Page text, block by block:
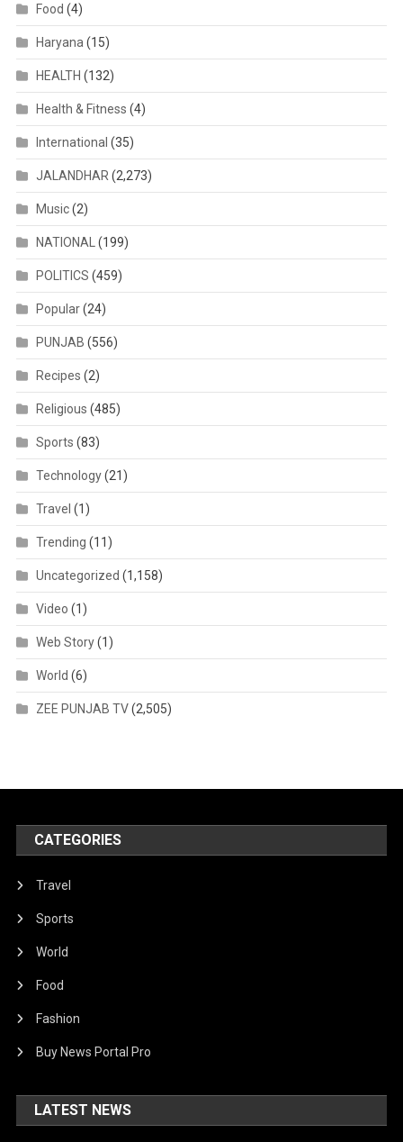
Food (4)
Haryana (15)
HEALTH (132)
Health & Fitness (4)
International (35)
JALANDHAR (2,273)
Music(2)
NATIONAL (199)
POLITICS (459)
Popular(24)
PUNJAB (556)
Recipes (2)
Religious (485)
Sports (83)
Technology(21)
Travel (1)
Trending (11)
Uncategorized (1,158)
Video (1)
Web Story(1)
World (6)
ZEE PUNJAB TV(2,505)
CATEGORIES
Travel
Sports
World
Food
Fashion
Buy News Portal Pro
LATEST NEWS